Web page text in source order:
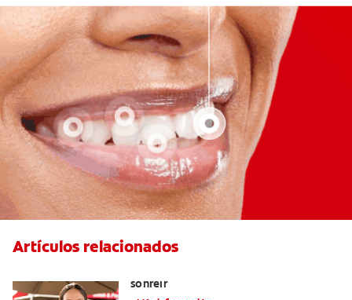
Artículos relacionados
sonreír